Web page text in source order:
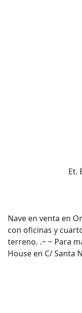
Et.
Nave en venta en
con oficinas y
terreno. .~ ~ Para
House en C/ Santa